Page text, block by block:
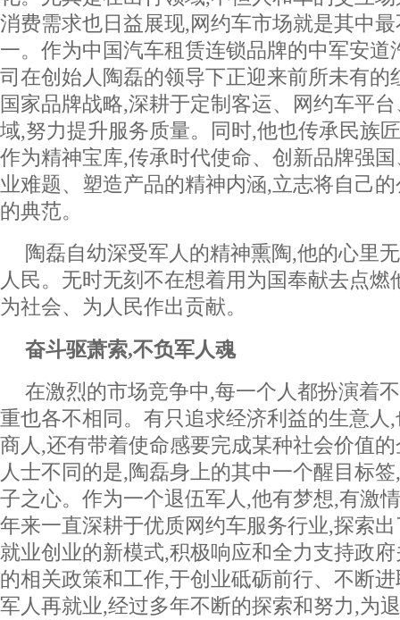
消费需求也日益展现,网约车市场就是其中
一。作为中国汽车租赁连锁品牌的中军安道
司在创始人陶磊的领导下正迎来前所未有的
国家品牌战略,深耕于定制客运、网约车平
域,努力提升服务质量。同时,他也传承民族
作为精神宝库,传承时代使命、创新品牌强
业难题、塑造产品的精神内涵,立志将自己
的典范。
陶磊自幼深受军人的精神熏陶,他的心里
人民。无时无刻不在想着用为国奉献去点燃
为社会、为人民作出贡献。
奋斗驱萧索,不负军人魂
在激烈的市场竞争中,每一个人都扮演着
重也各不相同。有只追求经济利益的生意人
商人,还有带着使命感要完成某种社会价值
人士不同的是,陶磊身上的其中一个醒目标
子之心。作为一个退伍军人,他有梦想,有激
年来一直深耕于优质网约车服务行业,探索
就业创业的新模式,积极响应和全力支持政
的相关政策和工作,于创业砥砺前行、不断
军人再就业,经过多年不断的探索和努力,为